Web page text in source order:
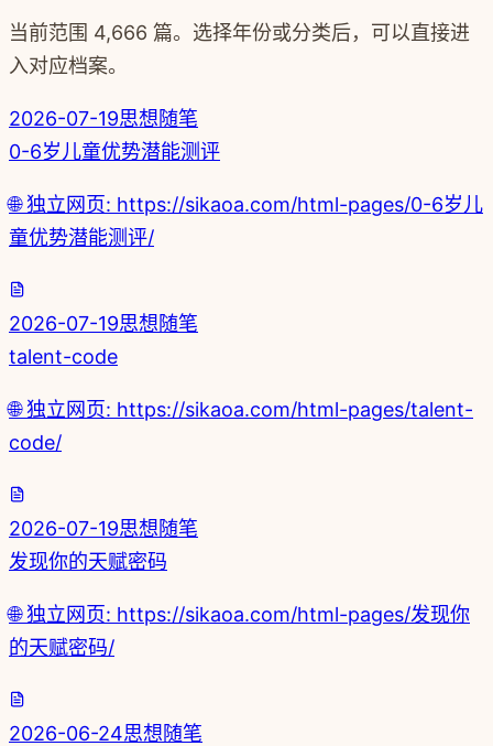
当前范围 4,666 篇。选择年份或分类后，可以直接进
入对应档案。
2026-07-19思想随笔
0-6岁儿童优势潜能测评
🌐 独立网页: https://sikaoa.com/html-pages/0-6岁儿
童优势潜能测评/
2026-07-19思想随笔
talent-code
🌐 独立网页: https://sikaoa.com/html-pages/talent-
code/
2026-07-19思想随笔
发现你的天赋密码
🌐 独立网页: https://sikaoa.com/html-pages/发现你
的天赋密码/
2026-06-24思想随笔